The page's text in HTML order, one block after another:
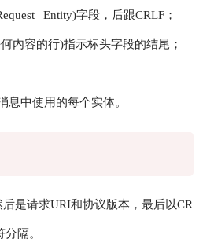
| Entity)字段，后跟CRLF；
内容的行)指示标头字段的结尾；
息中使用的每个实体。
是请求URI和协议版本，最后以CR
隔。